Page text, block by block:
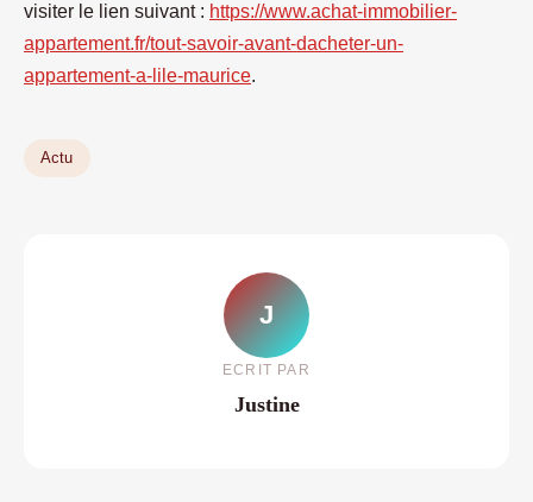
visiter le lien suivant : https://www.achat-immobilier-
appartement.fr/tout-savoir-avant-dacheter-un-
appartement-a-lile-maurice.
Actu
J
ECRIT PAR
Justine